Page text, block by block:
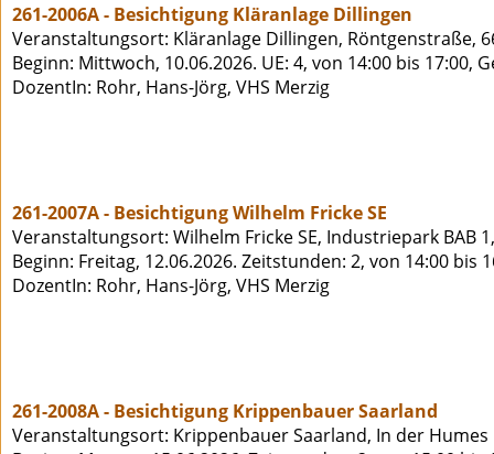
261-2006A - Besichtigung Kläranlage Dillingen
Veranstaltungsort: Kläranlage Dillingen, Röntgenstraße,
Beginn: Mittwoch, 10.06.2026. UE: 4, von 14:00 bis 17:00,
DozentIn: Rohr, Hans-Jörg, VHS Merzig
261-2007A - Besichtigung Wilhelm Fricke SE
Veranstaltungsort: Wilhelm Fricke SE, Industriepark BAB
Beginn: Freitag, 12.06.2026. Zeitstunden: 2, von 14:00 bis
DozentIn: Rohr, Hans-Jörg, VHS Merzig
261-2008A - Besichtigung Krippenbauer Saarland
Veranstaltungsort: Krippenbauer Saarland, In der Humes